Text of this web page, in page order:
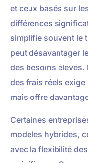
et ceux basés sur
différences
simplifie souvent le
peut désavantager
des besoins élevés.
des frais réels
mais offre
Certaines
modèles hybrides,
avec la flexibilité